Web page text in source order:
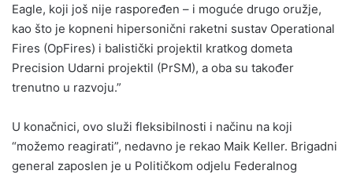
Eagle, koji još nije raspoređen – i moguće drugo oružje,
kao što je kopneni hipersonični raketni sustav Operational
Fires (OpFires) i balistički projektil kratkog dometa
Precision Udarni projektil (PrSM), a oba su također
trenutno u razvoju.”
U konačnici, ovo služi fleksibilnosti i načinu na koji
“možemo reagirati”, nedavno je rekao Maik Keller. Brigadni
general zaposlen je u Političkom odjelu Federalnog